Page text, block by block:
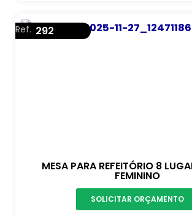
MESA PARA REFEITÓRIO 8
FEMININO
Ref. 292
SOLICITAR ORÇAMENTO